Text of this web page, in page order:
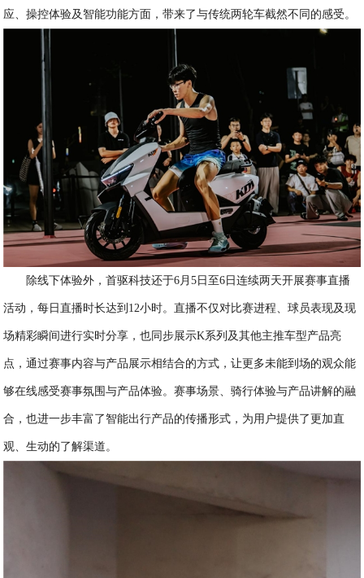
应、操控体验及智能功能方面，带来了与传统两轮车截然不同的感受。
除线下体验外，首驱科技还于6月5日至6日连续两天开展赛事直播
活动，每日直播时长达到12小时。直播不仅对比赛进程、球员表现及现
场精彩瞬间进行实时分享，也同步展示K系列及其他主推车型产品亮
点，通过赛事内容与产品展示相结合的方式，让更多未能到场的观众能
够在线感受赛事氛围与产品体验。赛事场景、骑行体验与产品讲解的融
合，也进一步丰富了智能出行产品的传播形式，为用户提供了更加直
观、生动的了解渠道。